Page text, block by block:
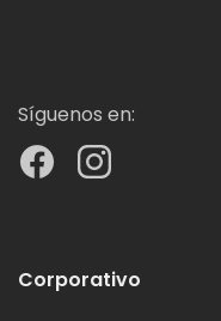
Síguenos en:
Corporativo